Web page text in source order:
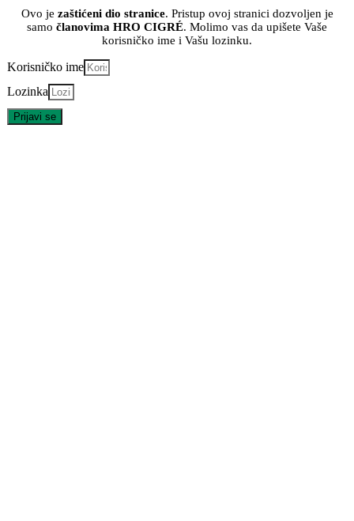
Ovo je zaštićeni dio stranice. Pristup ovoj stranici dozvoljen je
samo članovima HRO CIGRÉ. Molimo vas da upišete Vaše
korisničko ime i Vašu lozinku.
Korisničko ime
Lozinka
Prijavi se